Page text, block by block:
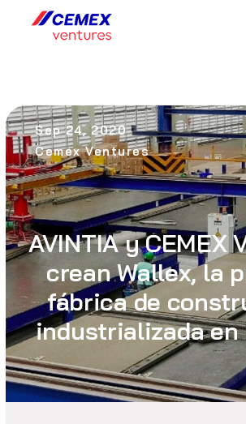
Sep 24, 2020
Cemex Ventures
AVINTIA y CEMEX
crean Wallex, la
fábrica de
industrializada en